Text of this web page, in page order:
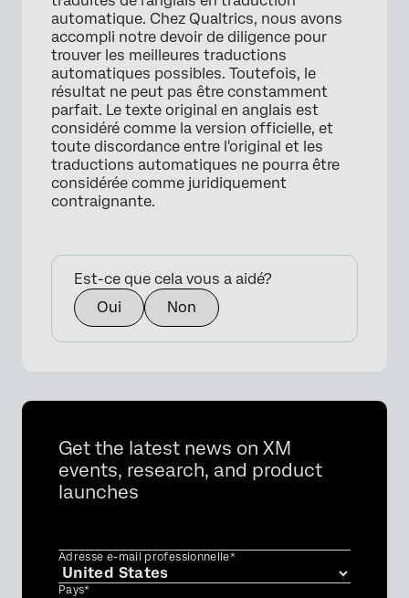
automatique. Chez Qualtrics, nous avons
accompli notre devoir de diligence pour
trouver les meilleures traductions
automatiques possibles. Toutefois, le
résultat ne peut pas être constamment
parfait. Le texte original en anglais est
considéré comme la version officielle, et
toute discordance entre l'original et les
traductions automatiques ne pourra être
considérée comme juridiquement
contraignante.
Est-ce que cela vous a aidé?
Oui
Non
Get the latest news on XM
events, research, and product
launches
Adresse e-mail professionnelle*
Pays*